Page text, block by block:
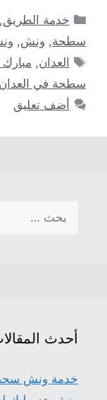
التصنيفات
خدمة الطريق
سطحة, ونش,
الوسوم
العدان, مبارك
سطحة في العدان
أضف تعليق
عن:
أحدث
خدمة ونش